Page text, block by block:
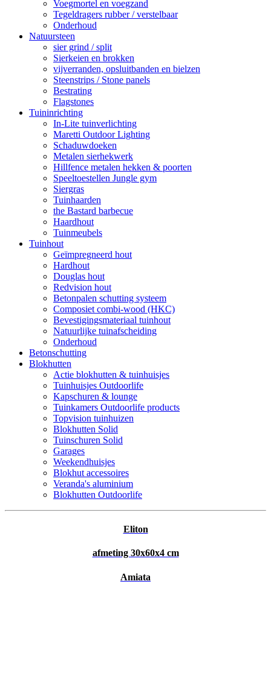
Voegmortel en voegzand
Tegeldragers rubber / verstelbaar
Onderhoud
Natuursteen
sier grind / split
Sierkeien en brokken
vijverranden, opsluitbanden en bielzen
Steenstrips / Stone panels
Bestrating
Flagstones
Tuininrichting
In-Lite tuinverlichting
Maretti Outdoor Lighting
Schaduwdoeken
Metalen sierhekwerk
Hillfence metalen hekken & poorten
Speeltoestellen Jungle gym
Siergras
Tuinhaarden
the Bastard barbecue
Haardhout
Tuinmeubels
Tuinhout
Geïmpregneerd hout
Hardhout
Douglas hout
Redvision hout
Betonpalen schutting systeem
Composiet combi-wood (HKC)
Bevestigingsmateriaal tuinhout
Natuurlijke tuinafscheiding
Onderhoud
Betonschutting
Blokhutten
Actie blokhutten & tuinhuisjes
Tuinhuisjes Outdoorlife
Kapschuren & lounge
Tuinkamers Outdoorlife products
Topvision tuinhuizen
Blokhutten Solid
Tuinschuren Solid
Garages
Weekendhuisjes
Blokhut accessoires
Veranda's aluminium
Blokhutten Outdoorlife
Eliton
afmeting 30x60x4 cm
Amiata